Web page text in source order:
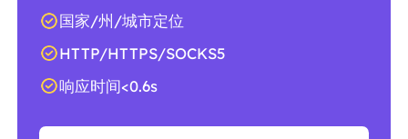
国家/州/城市定位
HTTP/HTTPS/SOCKS5
响应时间<0.6s